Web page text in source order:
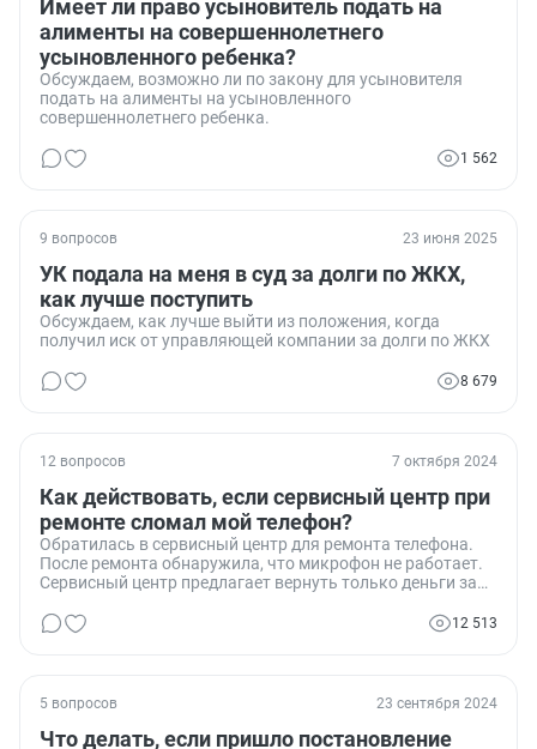
Имеет ли право усыновитель подать на
алименты на совершеннолетнего
усыновленного ребенка?
Обсуждаем, возможно ли по закону для усыновителя
подать на алименты на усыновленного
совершеннолетнего ребенка.
1 562
9 вопросов 23 июня 2025
УК подала на меня в суд за долги по ЖКХ,
как лучше поступить
Обсуждаем, как лучше выйти из положения, когда
получил иск от управляющей компании за долги по ЖКХ
8 679
12 вопросов 7 октября 2024
Как действовать, если сервисный центр при
ремонте сломал мой телефон?
Обратилась в сервисный центр для ремонта телефона.
После ремонта обнаружила, что микрофон не работает.
Сервисный центр предлагает вернуть только деньги за
прокуратуру?
12 513
5 вопросов 23 сентября 2024
Что делать, если пришло постановление